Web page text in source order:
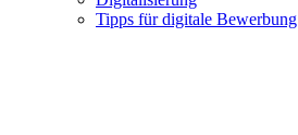
Tipps für digitale Bewerbung